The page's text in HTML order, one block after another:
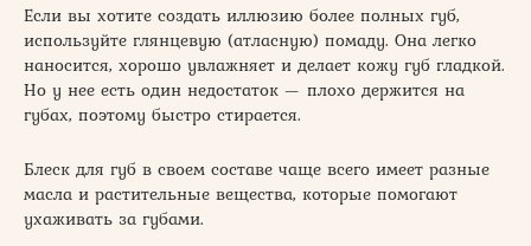
Если вы хотите создать иллюзию более полных губ,
используйте глянцевую (атласную) помаду. Она легко
наносится, хорошо увлажняет и делает кожу губ гладкой.
Но у нее есть один недостаток — плохо держится на
губах, поэтому быстро стирается.
Блеск для губ в своем составе чаще всего имеет разные
масла и растительные вещества, которые помогают
ухаживать за губами.